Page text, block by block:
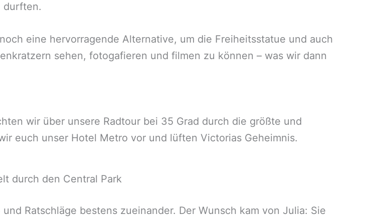
durften.
eine hervorragende Alternative, um die Freiheitsstatue und auch
sehen, fotogafieren und filmen zu können – was wir dann
wir über unsere Radtour bei 35 Grad durch die größte und
euch unser Hotel Metro vor und lüften Victorias Geheimnis.
durch den Central Park
Ratschläge bestens zueinander. Der Wunsch kam von Julia: Sie